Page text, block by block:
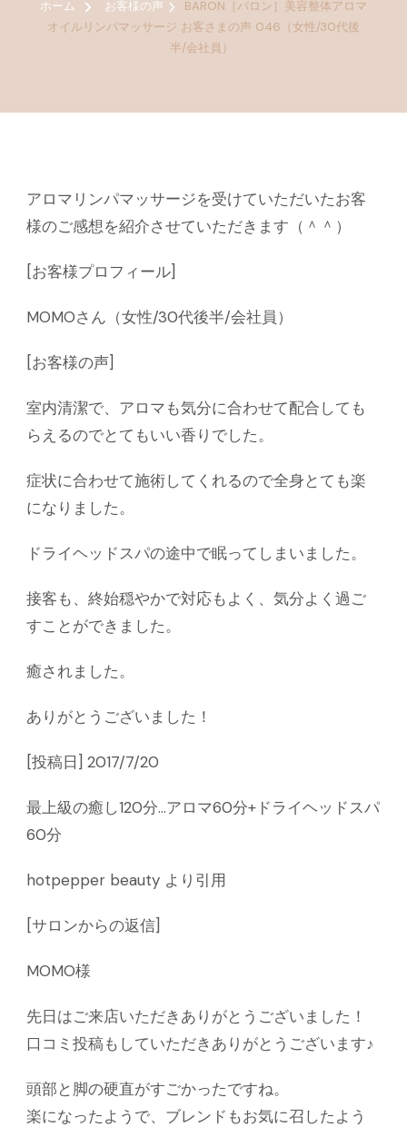
ホーム お客様の声
BARON［バロン］美容整体アロマ
オイルリンパマッサージ お客さまの声 046（女性/30代後
半/会社員）
アロマリンパマッサージを受けていただいたお客
様のご感想を紹介させていただきます（＾＾）
[お客様プロフィール]
MOMOさん（女性/30代後半/会社員）
[お客様の声]
室内清潔で、アロマも気分に合わせて配合しても
らえるのでとてもいい香りでした。
症状に合わせて施術してくれるので全身とても楽
になりました。
ドライヘッドスパの途中で眠ってしまいました。
接客も、終始穏やかで対応もよく、気分よく過ご
すことができました。
癒されました。
ありがとうございました！
[投稿日] 2017/7/20
最上級の癒し120分…アロマ60分+ドライヘッドスパ
60分
hotpepper beauty より引用
[サロンからの返信]
MOMO様
先日はご来店いただきありがとうございました！
口コミ投稿もしていただきありがとうございます♪
頭部と脚の硬直がすごかったですね。
楽になったようで、ブレンドもお気に召したよう